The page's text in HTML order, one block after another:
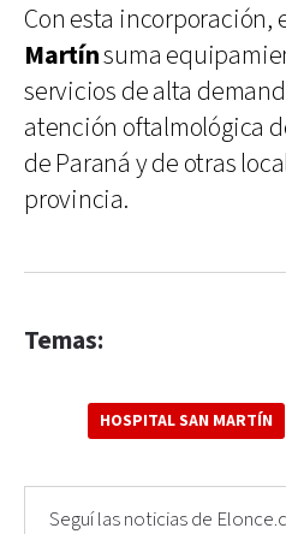
Con esta incorporación,
Martínsuma
servicios de alta
atención oftalmológica
de Paraná y de otras
provincia.
Temas:
HOSPITAL SAN MARTÍN
Seguí las noticias de